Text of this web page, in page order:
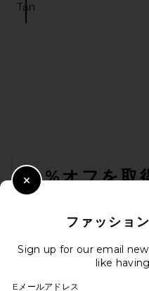
Tan
10%オフを取
も配信停止できます。
プライバ
ファッショ
Sign up for our email
like
Eメールアドレス
Close Modal